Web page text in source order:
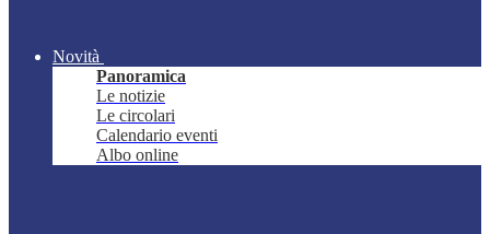
Novità
Panoramica
Le notizie
Le circolari
Calendario eventi
Albo online